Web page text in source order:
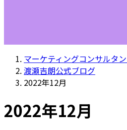
マーケティングコンサルタ
渡瀬吉朗公式ブログ
2022年12月
2022年12月